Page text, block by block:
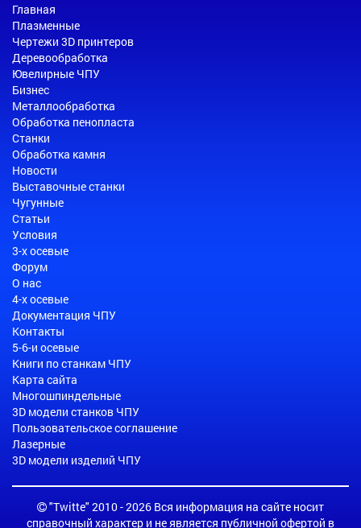
Главная
Плазменные
Чертежи 3D принтеров
Деревообработка
Ювелирные ЧПУ
Бизнес
Металлообработка
Обработка пенопласта
Станки
Обработка камня
Новости
Выставочные станки
Чугунные
Статьи
Условия
3-х осевые
Форум
О нас
4-х осевые
Документация ЧПУ
Контакты
5-6-и осевые
Книги по станкам ЧПУ
Карта сайта
Многошпиндельные
3D модели станков ЧПУ
Пользовательское соглашение
Лазерные
3D модели изделий ЧПУ
"Twitte" 2010 - 2026 Вся информация на сайте носит
справочный характер и не является публичной офертой в